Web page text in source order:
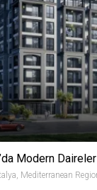
Modern Daireler